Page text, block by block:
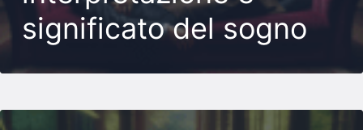
significato del sogno